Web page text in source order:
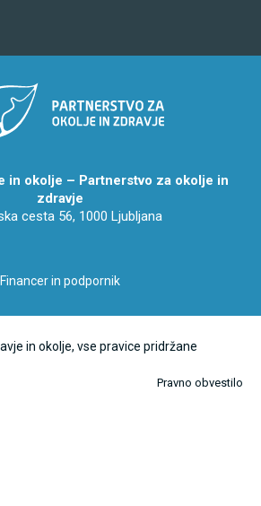
in okolje – Partnerstvo za okolje in
zdravje
cesta 56, 1000 Ljubljana
Financer in podpornik
in okolje, vse pravice pridržane
Pravno obvestilo